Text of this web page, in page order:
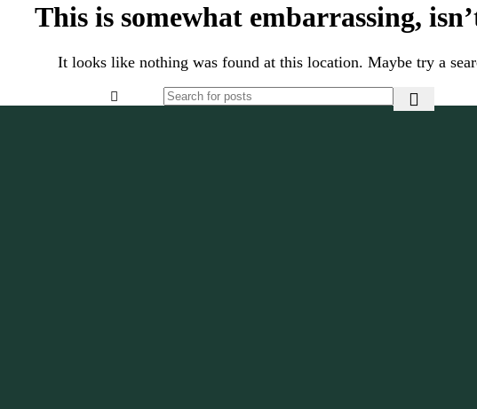
This is somewhat embarrassing,
It looks like nothing was found at this location. Maybe try a